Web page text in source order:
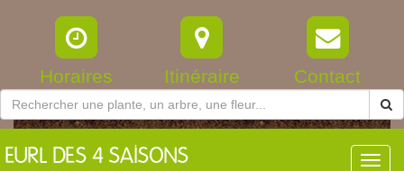
Horaires Itinéraire Contact
EURL DES 4 SAISONS